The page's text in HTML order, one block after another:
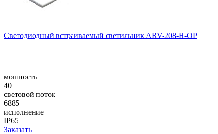
Светодиодный встраиваемый светильник ARV-208-H-OP
мощность
40
световой поток
6885
исполнение
IP65
Заказать